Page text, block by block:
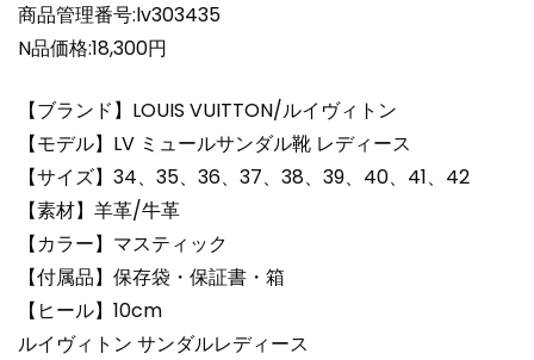
ー
ス
品
ル
イ
ヴ
ィ
ト
ン
ミ
商品管理番号:lv303435
N品価格:18,300円
【ブランド】LOUIS VUITTON/ルイヴィトン
【モデル】LV ミュールサンダル靴 レディース
【サイズ】34、35、36、37、38、39、40、41、42
【素材】羊革/牛革
【カラー】マスティック
【付属品】保存袋・保証書・箱
【ヒール】10cm
ルイヴィトン サンダルレディース